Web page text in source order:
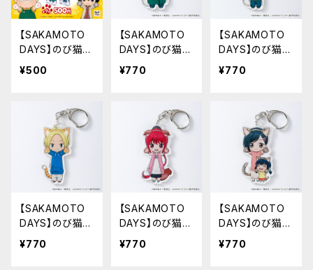
【SAKAMOTO
DAYS】のび猫す
たんだっぷ
¥500
【SAKAMOTO
DAYS】のび猫ア
クリルキーホル
¥770
【SAKAMOTO
DAYS】のび猫ア
クリルキーホル
¥770
【SAKAMOTO
DAYS】のび猫ア
クリルキーホル
¥770
【SAKAMOTO
DAYS】のび猫ア
クリルキーホル
¥770
【SAKAMOTO
DAYS】のび猫ア
クリルキーホル
¥770